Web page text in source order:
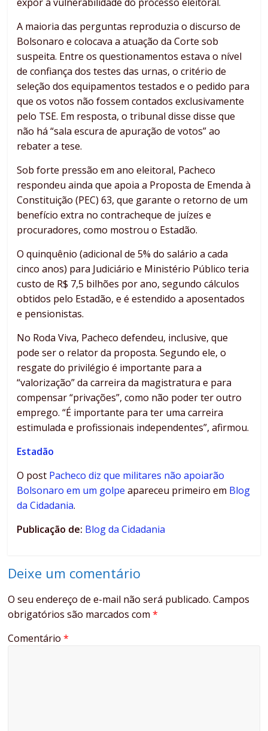
A maioria das perguntas reproduzia o discurso de
Bolsonaro e colocava a atuação da Corte sob
suspeita. Entre os questionamentos estava o nível
de confiança dos testes das urnas, o critério de
seleção dos equipamentos testados e o pedido para
que os votos não fossem contados exclusivamente
pelo TSE. Em resposta, o tribunal disse disse que
não há “sala escura de apuração de votos” ao
rebater a tese.
Sob forte pressão em ano eleitoral, Pacheco
respondeu ainda que apoia a Proposta de Emenda à
Constituição (PEC) 63, que garante o retorno de um
benefício extra no contracheque de juízes e
procuradores, como mostrou o Estadão.
O quinquênio (adicional de 5% do salário a cada
cinco anos) para Judiciário e Ministério Público teria
custo de R$ 7,5 bilhões por ano, segundo cálculos
obtidos pelo Estadão, e é estendido a aposentados
e pensionistas.
No Roda Viva, Pacheco defendeu, inclusive, que
pode ser o relator da proposta. Segundo ele, o
resgate do privilégio é importante para a
“valorização” da carreira da magistratura e para
compensar “privações”, como não poder ter outro
emprego. “É importante para ter uma carreira
estimulada e profissionais independentes”, afirmou.
Estadão
O post Pacheco diz que militares não apoiarão
Bolsonaro em um golpe apareceu primeiro em Blog
da Cidadania.
Publicação de: Blog da Cidadania
Deixe um comentário
O seu endereço de e-mail não será publicado. Campos
obrigatórios são marcados com*
Comentário*